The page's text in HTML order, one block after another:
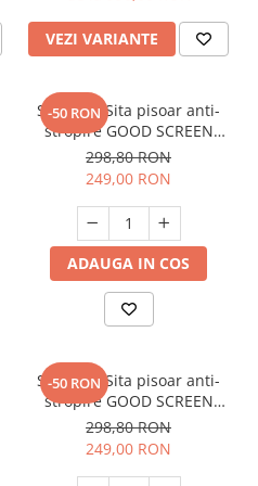
VEZI VARIANTE
-50 RON
SET: 12 x Sita pisoar anti-
stropire GOOD SCREEN
PROScent 60+, Citrus
298,80 RON
249,00 RON
ADAUGA IN COS
-50 RON
SET: 12 x Sita pisoar anti-
stropire GOOD SCREEN
PROScent 60+, Lavender
298,80 RON
249,00 RON